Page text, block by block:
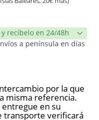
y recíbelo en 24/48h
a península en días
por la que
misma referencia.
en su
transporte verificará